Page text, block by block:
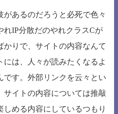
あるのだろうと必死で色々
れIP分散だのやれクラスCが
かりで、サイトの内容なんて
は、人々が読みたくなるよ
です。外部リンクを云々とい
サイトの内容については推敲
める内容にしているつもり